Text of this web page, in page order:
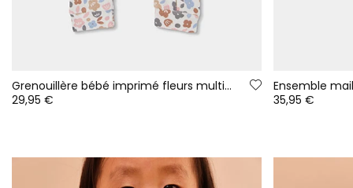
Grenouillère bébé imprimé fleurs multicolore fermeture éclair
29,95 €
35,95 €